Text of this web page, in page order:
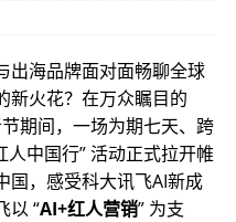
出海品牌面对面畅聊全球
新火花？在万众瞩目的
期间，一场为期七天、跨
中国行” 活动正式拉开帷
，感受科大讯飞AI新成
以 “AI+红人营销” 为支